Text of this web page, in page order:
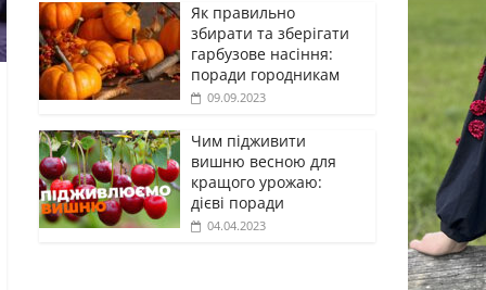
Як правильно
збирати та зберігати
гарбузове насіння:
поради городникам
09.09.2023
Чим підживити
вишню весною для
кращого урожаю:
дієві поради
04.04.2023